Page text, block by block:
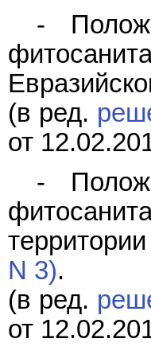
-
(в ред.
от
-
N 3).
(в ред.
от